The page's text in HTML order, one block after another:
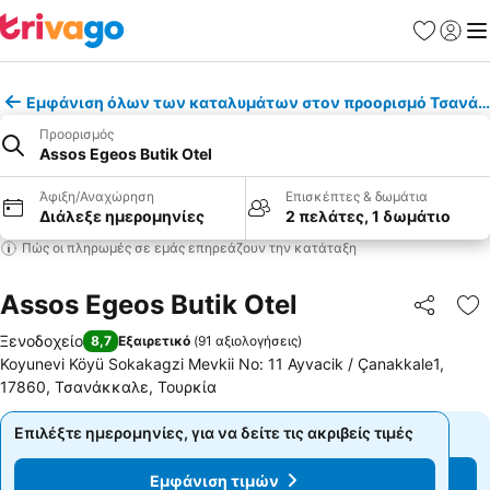
Εμφάνιση όλων των καταλυμάτων στον προορισμό
Προορισμός
Assos Egeos Butik Otel
Άφιξη/Αναχώρηση
Διάλεξε ημερομηνίες
Επισκέπτες & δωμάτια
2 πελάτες, 1 δωμάτιο
Πώς οι πληρωμές σε εμάς επηρεάζουν την κατάταξη
Assos Egeos Butik Otel
Ξενοδοχείο 8,7 Εξαιρετικό (91 αξιολογήσεις)
Koyunevi Köyü Sokakagzi Mevkii No: 11 Ayvacik / Çanakkale1,
17860, Τσανάκκαλε, Τουρκία
Επιλέξτε ημερομηνίες, για να δείτε τις ακριβείς τιμές
Εμφάνιση τιμών
Επιλέξτε ημερομηνίες, για να δείτε τις ακριβείς τιμές
Εμφάνιση τιμών